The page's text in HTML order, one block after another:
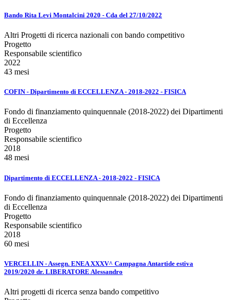
Bando Rita Levi Montalcini 2020 - Cda del 27/10/2022
Altri Progetti di ricerca nazionali con bando competitivo
Progetto
Responsabile scientifico
2022
43 mesi
COFIN - Dipartimento di ECCELLENZA - 2018-2022 - FISICA
Fondo di finanziamento quinquennale (2018-2022) dei Dipartimenti
di Eccellenza
Progetto
Responsabile scientifico
2018
48 mesi
Dipartimento di ECCELLENZA - 2018-2022 - FISICA
Fondo di finanziamento quinquennale (2018-2022) dei Dipartimenti
di Eccellenza
Progetto
Responsabile scientifico
2018
60 mesi
VERCELLIN - Assegn. ENEA XXXV^ Campagna Antartide estiva
2019/2020 dr. LIBERATORE Alessandro
Altri progetti di ricerca senza bando competitivo